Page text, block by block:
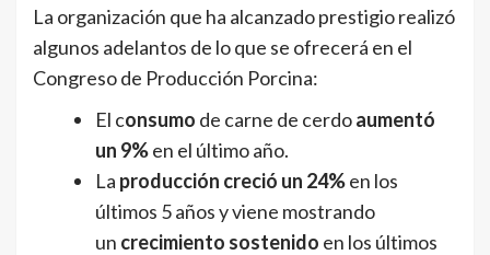
La organización que ha alcanzado prestigio realizó
algunos adelantos de lo que se ofrecerá en el
Congreso de Producción Porcina:
El consumo de carne de cerdoaumentó
un 9%en el último año.
La producción creció un 24%en los
últimos 5 años y viene mostrando
un crecimiento sostenido en los últimos